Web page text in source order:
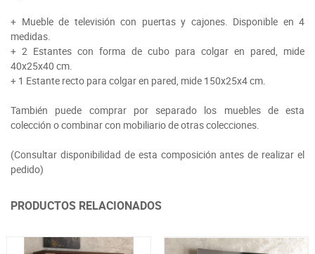
+ Mueble de televisión con puertas y cajones. Disponible en 4
medidas.
+ 2 Estantes con forma de cubo para colgar en pared, mide
40x25x40 cm.
+ 1 Estante recto para colgar en pared, mide 150x25x4 cm.
También puede comprar por separado los muebles de esta
colección o combinar con mobiliario de otras colecciones.
(Consultar disponibilidad de esta composición antes de realizar el
pedido)
PRODUCTOS RELACIONADOS